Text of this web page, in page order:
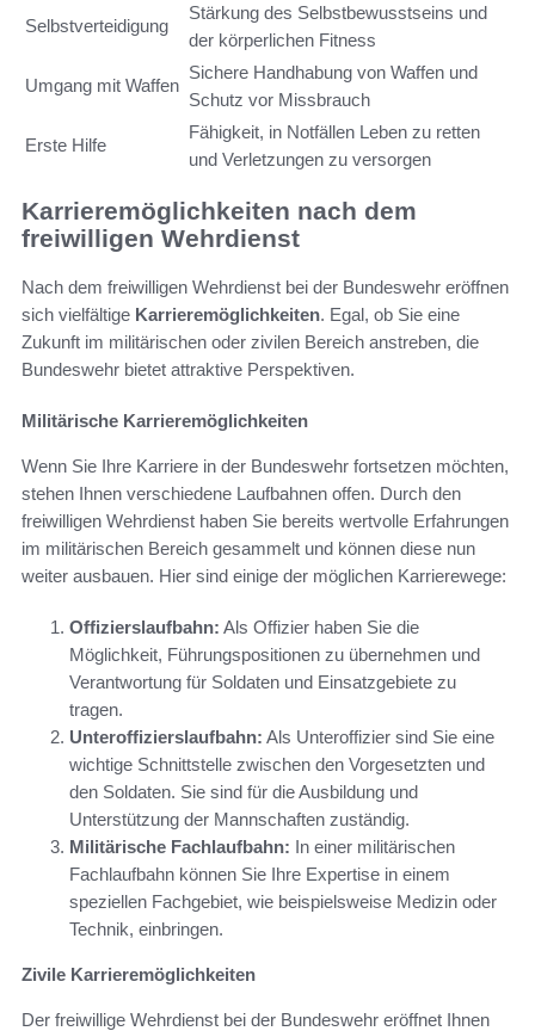
Selbstverteidigung
Stärkung des Selbstbewusstseins und
der körperlichen Fitness
Umgang mit Waffen
Sichere Handhabung von Waffen und
Schutz vor Missbrauch
Erste Hilfe
Fähigkeit, in Notfällen Leben zu retten
und Verletzungen zu versorgen
Karrieremöglichkeiten nach dem
freiwilligen Wehrdienst
Nach dem freiwilligen Wehrdienst bei der Bundeswehr eröffnen
sich vielfältige Karrieremöglichkeiten. Egal, ob Sie eine
Zukunft im militärischen oder zivilen Bereich anstreben, die
Bundeswehr bietet attraktive Perspektiven.
Militärische Karrieremöglichkeiten
Wenn Sie Ihre Karriere in der Bundeswehr fortsetzen möchten,
stehen Ihnen verschiedene Laufbahnen offen. Durch den
freiwilligen Wehrdienst haben Sie bereits wertvolle Erfahrungen
im militärischen Bereich gesammelt und können diese nun
weiter ausbauen. Hier sind einige der möglichen Karrierewege:
Offizierslaufbahn: Als Offizier haben Sie die
Möglichkeit, Führungspositionen zu übernehmen und
Verantwortung für Soldaten und Einsatzgebiete zu
tragen.
Unteroffizierslaufbahn: Als Unteroffizier sind Sie eine
wichtige Schnittstelle zwischen den Vorgesetzten und
den Soldaten. Sie sind für die Ausbildung und
Unterstützung der Mannschaften zuständig.
Militärische Fachlaufbahn: In einer militärischen
Fachlaufbahn können Sie Ihre Expertise in einem
speziellen Fachgebiet, wie beispielsweise Medizin oder
Technik, einbringen.
Zivile Karrieremöglichkeiten
Der freiwillige Wehrdienst bei der Bundeswehr eröffnet Ihnen